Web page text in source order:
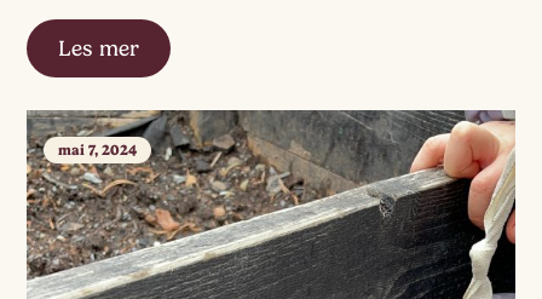
Les mer
mai 7, 2024